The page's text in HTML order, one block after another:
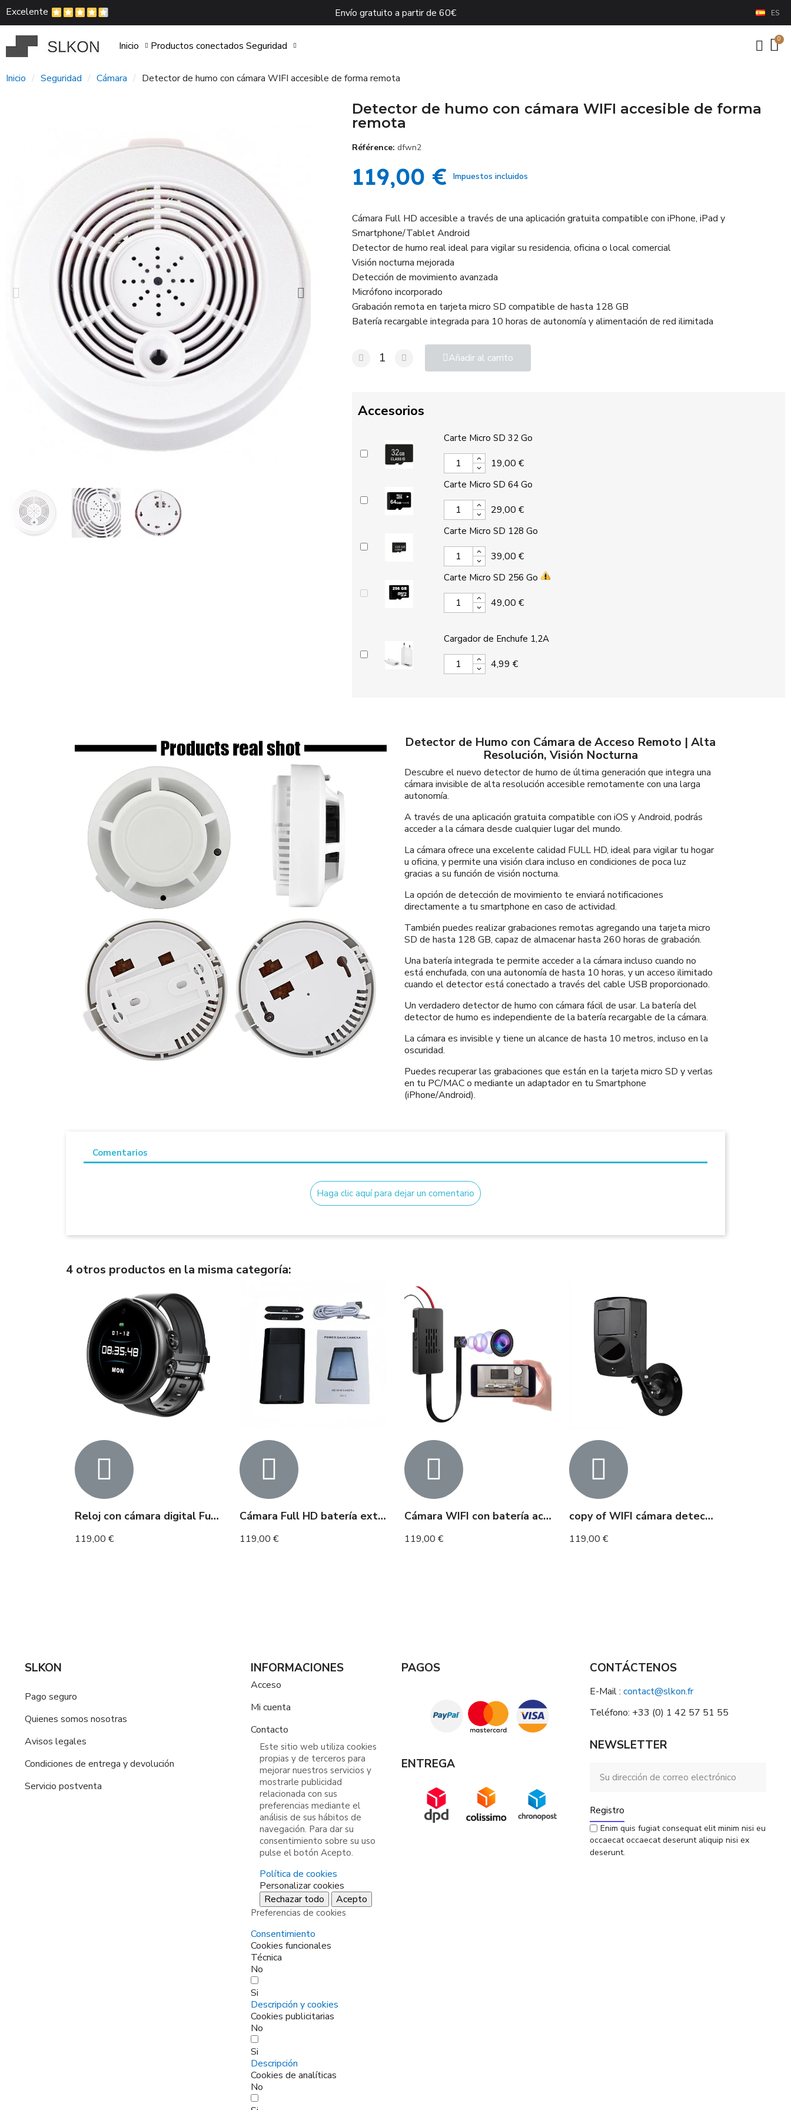
Excelente Envío gratuito a partir de 60€ ES
Inicio Productos conectados Seguridad
Inicio Seguridad Cámara Detector de humo con cámara WIFI accesible de forma remota
Detector de humo con cámara WIFI accesible de forma
remota
Référence dfwn2
119,00 € Impuestos incluidos
Cámara Full HD accesible a través de una aplicación gratuita compatible con iPhone, iPad y
Smartphone/Tablet Android
Detector de humo real ideal para vigilar su residencia, oficina o local comercial
Visión nocturna mejorada
Detección de movimiento avanzada
Micrófono incorporado
Grabación remota en tarjeta micro SD compatible de hasta 128 GB
Batería recargable integrada para 10 horas de autonomía y alimentación de red ilimitada
Añadir al carrito
Accesorios
Carte Micro SD 32 Go
19,00 €
Carte Micro SD 64 Go
29,00 €
Carte Micro SD 128 Go
39,00 €
Carte Micro SD 256 Go
49,00 €
Cargador de Enchufe 1,2A
4,99 €
Detector de Humo con Cámara de Acceso Remoto | Alta
Resolución, Visión Nocturna
Descubre el nuevo detector de humo de última generación que integra una
cámara invisible de alta resolución accesible remotamente con una larga
autonomía.
A través de una aplicación gratuita compatible con iOS y Android, podrás
acceder a la cámara desde cualquier lugar del mundo.
La cámara ofrece una excelente calidad FULL HD, ideal para vigilar tu hogar
u oficina, y permite una visión clara incluso en condiciones de poca luz
gracias a su función de visión nocturna.
La opción de detección de movimiento te enviará notificaciones
directamente a tu smartphone en caso de actividad.
También puedes realizar grabaciones remotas agregando una tarjeta micro
SD de hasta 128 GB, capaz de almacenar hasta 260 horas de grabación.
Una batería integrada te permite acceder a la cámara incluso cuando no
está enchufada, con una autonomía de hasta 10 horas, y un acceso ilimitado
cuando el detector está conectado a través del cable USB proporcionado.
Un verdadero detector de humo con cámara fácil de usar. La batería del
detector de humo es independiente de la batería recargable de la cámara.
La cámara es invisible y tiene un alcance de hasta 10 metros, incluso en la
oscuridad.
Puedes recuperar las grabaciones que están en la tarjeta micro SD y verlas
en tu PC/MAC o mediante un adaptador en tu Smartphone
(iPhone/Android).
Comentarios
Haga clic aquí para dejar un comentario
4 otros productos en la misma categoría:
Reloj con cámara digital Full HD 2h
119,00 €
Cámara Full HD batería externa – 20 horas de autonomía
119,00 €
Cámara WIFI con batería accesible de forma remota
119,00 €
copy of WIFI cámara detector de humo batería de larga duración 1 año detección de movimiento
119,00 €
SLKON
Pago seguro
Quienes somos nosotras
Avisos legales
Condiciones de entrega y devolución
Servicio postventa
INFORMACIONES
Acceso
Mi cuenta
Contacto
Este sitio web utiliza cookies
propias y de terceros para
mejorar nuestros servicios y
mostrarle publicidad
relacionada con sus
preferencias mediante el
análisis de sus hábitos de
navegación. Para dar su
consentimiento sobre su uso
pulse el botón Acepto.
Política de cookies
Personalizar cookies
Rechazar todo
Acepto
Preferencias de cookies
Consentimiento
Cookies funcionales
Técnica
No
Si
Descripción y cookies
Cookies publicitarias
No
Si
Descripción
Cookies de analíticas
No
PAGOS
ENTREGA
CONTÁCTENOS
E-Mail : contact@slkon.fr
Teléfono: +33 (0) 1 42 57 51 55
NEWSLETTER
Registro
Enim quis fugiat consequat elit minim nisi eu
occaecat occaecat deserunt aliquip nisi ex
deserunt.